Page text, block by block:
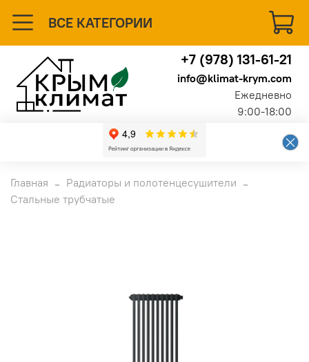
ВСЕ КАТЕГОРИИ
+7 (978) 131-61-21
info@klimat-krym.com
Ежедневно
9:00-18:00
Главная
Радиаторы и полотенцесушители
Стальные трубчатые